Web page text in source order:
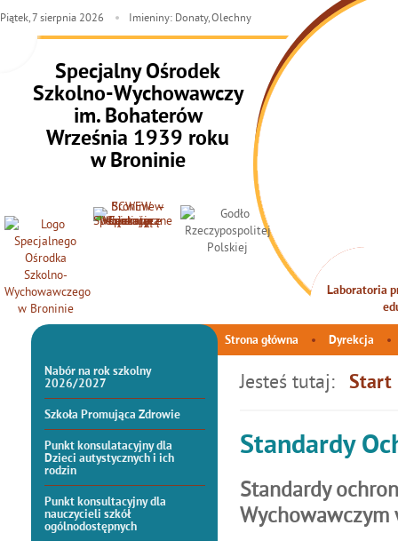
Specjalny Ośrodek
Szkolno-Wychowawczy
im. Bohaterów
Września 1939 roku
w Broninie
Piątek, 7 sierpnia 2026 Imieniny: Donaty, Olechny
Laboratoria
Strona główna Dyrekcja
Nabór na rok szkolny
2026/2027
Szkoła Promująca Zdrowie
Punkt konsulatacyjny dla
Dzieci autystycznych i ich
rodzin
Punkt konsultacyjny dla
nauczycieli szkół
ogólnodostępnych
Jesteś tutaj: Start
Standardy
Standardy
Wychowawczym